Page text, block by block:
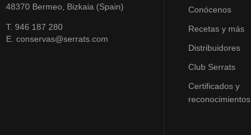
48370 Bermeo, Bizkaia (Spain)
T. 946 187 280
E. conservas@serrats.com
Conócenos
Recetas y más
Distribuidores
Club Serrats
Certificados y
reconocimientos